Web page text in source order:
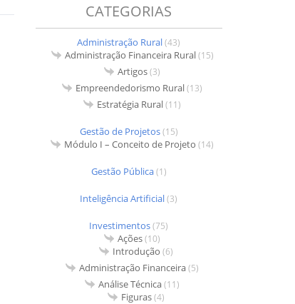
CATEGORIAS
Administração Rural(43)
Administração Financeira Rural(15)
Artigos(3)
Empreendedorismo Rural(13)
Estratégia Rural(11)
Gestão de Projetos(15)
Módulo I – Conceito de Projeto (14)
Gestão Pública(1)
Inteligência Artificial(3)
Investimentos(75)
Ações(10)
Introdução (6)
Administração Financeira(5)
Análise Técnica(11)
Figuras(4)